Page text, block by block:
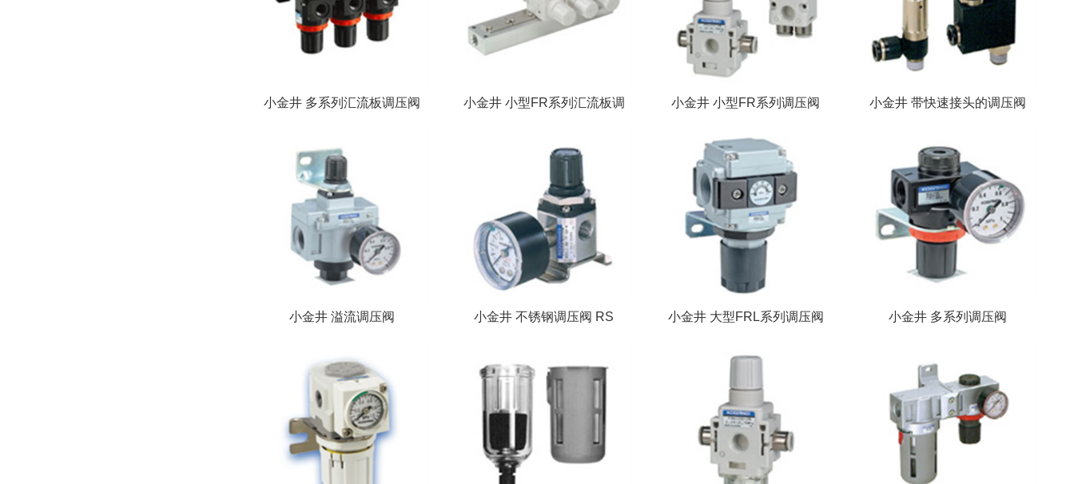
小金井 多系列汇流板调压阀 小金井 小型FR系列汇流板调 小金井 小型FR系列调压阀 小金井 带快速接头的调压阀
小金井 ​溢流调压阀 小金井 不锈钢调压阀 RS 小金井 大型FRL系列调压阀 小金井 多系列调压阀